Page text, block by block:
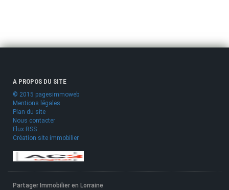
A PROPOS DU SITE
© 2015 pagesimmoweb
Mentions légales
Plan du site
Nous contacter
Flux RSS
Création site immobilier
Partager Immobilier en Lorraine